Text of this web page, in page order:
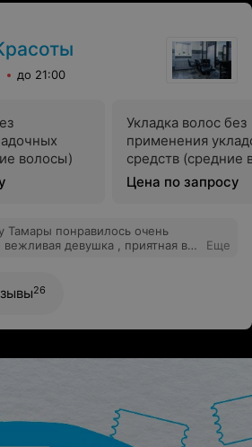
до 21:00
волосы)
Укладка волос без
применения
средств (средние
Цена по запросу
вежливая девушка , приятная в
раз
Еще
26